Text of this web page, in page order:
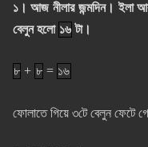
১। আজ নীলার জন্মদিন। ইলা আর
বেলুন হলো ১৬ টা।
৮ + ৮ = ১৬
ফোলাতে গিয়ে ৩টে বেলুন ফেটে